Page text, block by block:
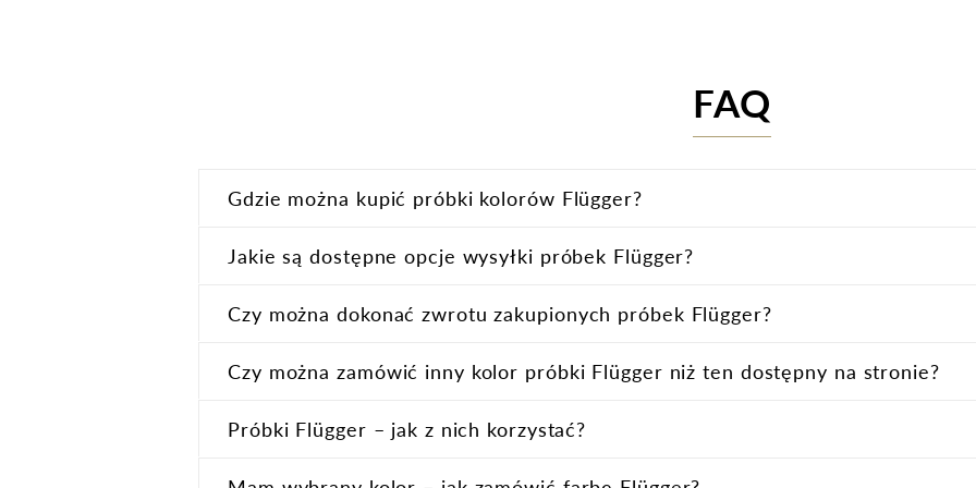
FAQ
Gdzie można kupić próbki kolorów Flügger?
Próbki farb w formie karty kolou
Próbki kolorów w formie małej puszki farby
Jakie są dostępne opcje wysyłki próbek Flügger?
Czy można dokonać zwrotu zakupionych próbek Flügger?
Czy można zamówić inny kolor próbki Flügger niż ten dostępny na stronie?
Próbki Flügger – jak z nich korzystać?